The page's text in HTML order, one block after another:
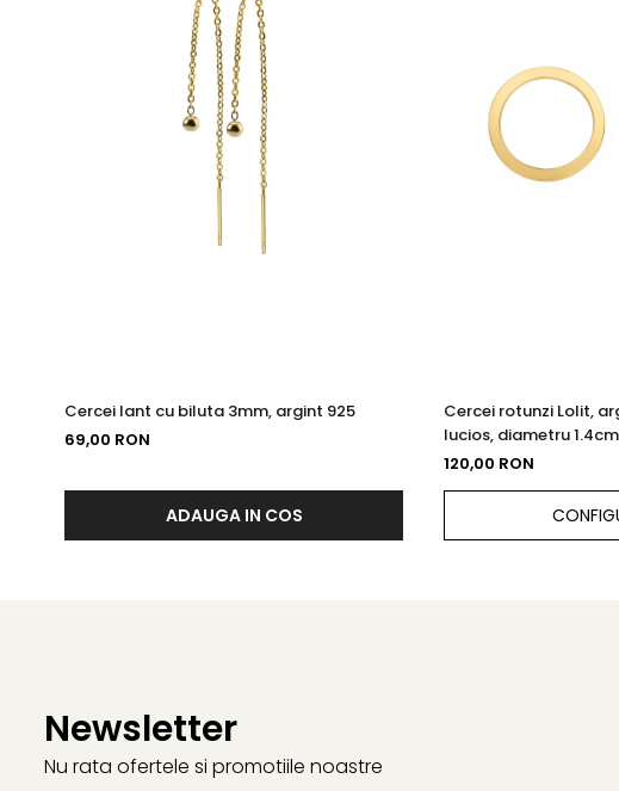
Cercei lant cu biluta 3mm, argint 925
69,00 RON
ADAUGA IN COS
Cercei rotunzi Lolit,
lucios, diametru 1.4cm
120,00 RON
Newsletter
Nu rata ofertele si promotiile noastre